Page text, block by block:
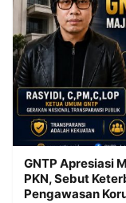
GNTP Apresiasi
PKN, Sebut
Pengawasan